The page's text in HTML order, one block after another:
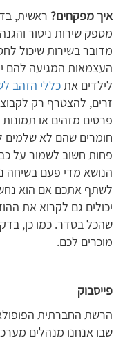
איך מפקחים? ראשית,
מספק שירות ניטור
מדובר בשירות שיכול
העצמאות המגיעה להם
לילדים אתכללי הזהב
זרים, להצטרף רק
פרטים מזהים או
חומרים שהם לא שלמים
פחות חשוב לשמור על
הנושא מדי פעם בשיחה
לשתף אתכם אם הוא
יכולים גם לקרוא את
שהכל בסדר. כמו כן,
מוכרים לכם.
פייסבוק
הרשת החברתית
שבו אנחנו מנהלים